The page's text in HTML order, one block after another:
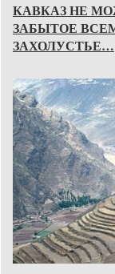
КАВКАЗ НЕ
ЗАБЫТОЕ
ЗАХОЛУСТЬЕ…